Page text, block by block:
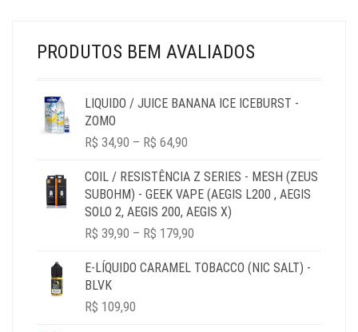
PRODUTOS BEM AVALIADOS
LIQUIDO / JUICE BANANA ICE ICEBURST -
ZOMO
R$ 34,90 – R$ 64,90
R$ 34,90
THROUGH
R$ 64,90
COIL / RESISTÊNCIA Z SERIES - MESH (ZEUS
SUBOHM) - GEEK VAPE (AEGIS L200 , AEGIS
SOLO 2, AEGIS 200, AEGIS X)
R$ 39,90 – R$ 179,90
R$ 39,90
E-LÍQUIDO CARAMEL TOBACCO (NIC SALT) -
BLVK
R$ 109,90